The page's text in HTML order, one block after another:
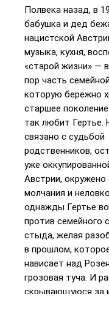
Полвека назад, в
бабушка и дед
нацистской
музыка, кухня,
«старой жизни» —
пор часть
которую бережно
старшее
так любит Гертье.
связано с судьбой
родственников,
уже
Австрии, окружено
молчания и
однажды Гертье
против семейного
стыда, желая
в прошлом,
нависает над
грозовая туча. И
скрывающуюся за